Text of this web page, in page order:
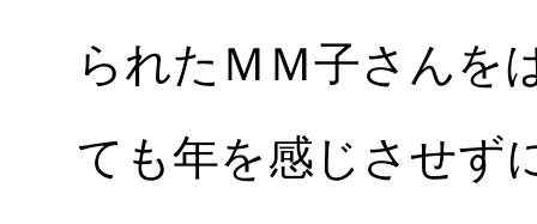
られたＭＭ子さんを
ても年を感じさせず